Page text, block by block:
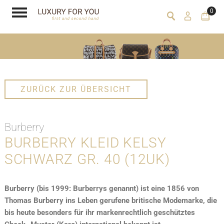
0
ZURÜCK ZUR ÜBERSICHT
Burberry
BURBERRY KLEID KELSY
SCHWARZ GR. 40 (12UK)
Burberry (bis 1999: Burberrys genannt) ist eine 1856 von
Thomas Burberry ins Leben gerufene britische Modemarke, die
bis heute besonders für ihr markenrechtlich geschütztes